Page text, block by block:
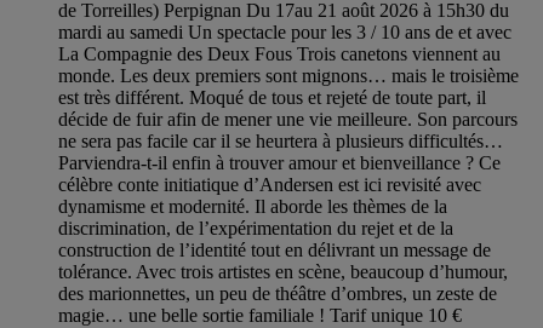
de Torreilles) Perpignan Du 17au 21 août 2026 à 15h30 du
mardi au samedi Un spectacle pour les 3 / 10 ans de et avec
La Compagnie des Deux Fous Trois canetons viennent au
monde. Les deux premiers sont mignons… mais le troisième
est très différent. Moqué de tous et rejeté de toute part, il
décide de fuir afin de mener une vie meilleure. Son parcours
ne sera pas facile car il se heurtera à plusieurs difficultés…
Parviendra-t-il enfin à trouver amour et bienveillance ? Ce
célèbre conte initiatique d’Andersen est ici revisité avec
dynamisme et modernité. Il aborde les thèmes de la
discrimination, de l’expérimentation du rejet et de la
construction de l’identité tout en délivrant un message de
tolérance. Avec trois artistes en scène, beaucoup d’humour,
des marionnettes, un peu de théâtre d’ombres, un zeste de
magie… une belle sortie familiale ! Tarif unique 10 €